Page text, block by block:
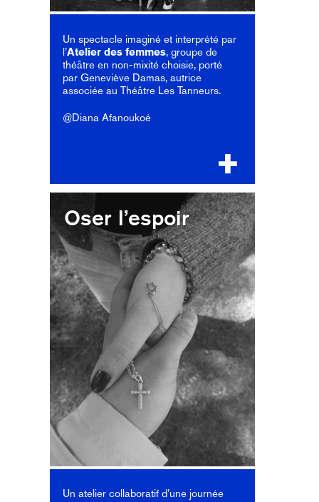
Un spectacle imaginé et interprété par
l’Atelier des femmes, groupe de
théâtre en non-mixité choisie, porté
par Geneviève Damas, autrice
associée au Théâtre Les Tanneurs.
@Diana Afanoukoé
Oser l’espoir
Un atelier collaboratif d’une journée